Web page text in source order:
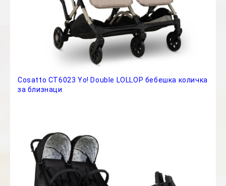
Cosatto CT6023 Yo! Double LOLLOP бебешка количка
за близнаци